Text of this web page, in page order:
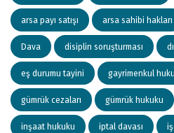
arsa payı satışı arsa sahibi hakları
Dava disiplin soruşturması
eş durumu tayini gayrimenkul
gümrük cezaları gümrük hukuku
inşaat hukuku iptal davası